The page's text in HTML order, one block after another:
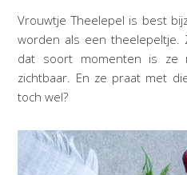
Vrouwtje Theelepel is best
worden als een theelepeltje.
dat soort momenten is ze
zichtbaar. En ze praat met
toch wel?